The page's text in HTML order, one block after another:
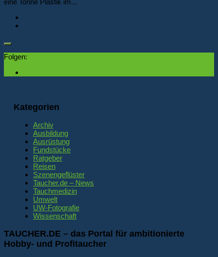
eine Tonne Plastik im...
Folgen:
Kategorien
Archiv
Ausbildung
Ausrüstung
Fundstücke
Ratgeber
Reisen
Szenengeflüster
Taucher.de – News
Tauchmedizin
Umwelt
UW-Fotografie
Wissenschaft
TAUCHER.DE – das Portal für ambitionierte
Hobby- und Profitaucher